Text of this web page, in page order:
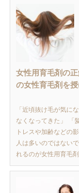
女性用育毛剤の
の女性育毛剤を授
「近頃抜け毛が気に
なくなってきた」 「
トレスや加齢などの
人は多いのではない
れるのが女性用育毛